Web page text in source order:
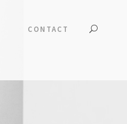
CONTACT